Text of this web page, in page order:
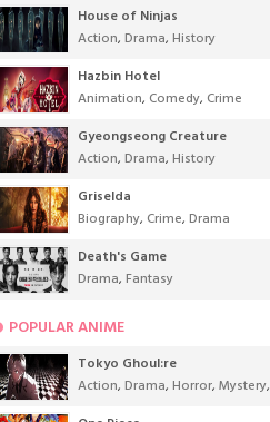
House of Ninjas
Action, Drama, History
Hazbin Hotel
Animation, Comedy, Crime
Gyeongseong Creature
Action, Drama, History
Griselda
Biography, Crime, Drama
Death's Game
Drama, Fantasy
POPULAR ANIME
Tokyo Ghoul:re
Action, Drama, Horror, Mystery,